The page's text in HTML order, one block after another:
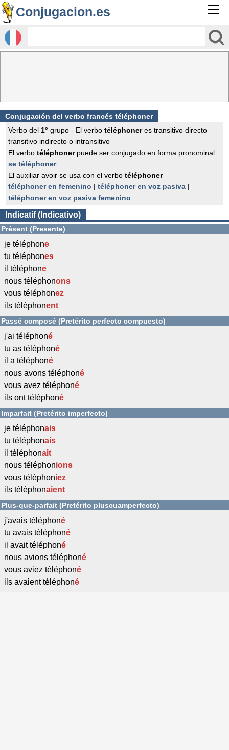
Conjugacion.es
Conjugación del verbo francés téléphoner
Verbo del 1° grupo - El verbo téléphoneres transitivo directo
transitivo indirecto o intransitivo
El verbo téléphonerpuede ser conjugado en forma pronominal :
se téléphoner
El auxiliar avoir se usa con el verbo téléphoner
téléphoner en femenino | téléphoner en voz pasiva |
téléphoner en voz pasiva femenino
Indicatif (Indicativo)
Présent (Presente)
je téléphone
tu téléphones
il téléphone
nous téléphonons
vous téléphonez
ils téléphonent
Passé composé (Pretérito perfecto compuesto)
j'ai téléphoné
tu as téléphoné
il a téléphoné
nous avons téléphoné
vous avez téléphoné
ils ont téléphoné
Imparfait (Pretérito imperfecto)
je téléphonais
tu téléphonais
il téléphonait
nous téléphonions
vous téléphoniez
ils téléphonaient
Plus-que-parfait (Pretérito pluscuamperfecto)
j'avais téléphoné
tu avais téléphoné
il avait téléphoné
nous avions téléphoné
vous aviez téléphoné
ils avaient téléphoné